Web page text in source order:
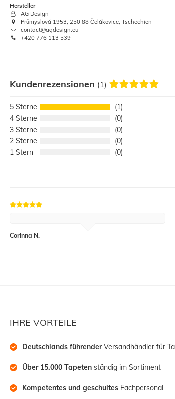
Hersteller
AG Design
Průmyslová 1953, 250 88 Čelákovice, Tschechien
contact@agdesign.eu
+420 776 113 539
Kundenrezensionen (1)
5
1
4
0
3
0
2
0
1
0
Corinna N.
IHRE VORTEILE
Deutschlands führender Versandhändler für
Über 15.000 Tapeten ständig im Sortiment
Kompetentes und geschultes Fachpersonal